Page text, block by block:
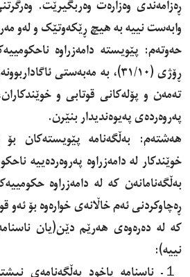
ڕەزامەندی وەزارەت وەربگیرێت.
وابەست نییە بە هیچ ڕێکەوتێک و لەو
حەوتەم: پێویستە دامەزراوە
ڕۆژی (٣١/١٠)، بە مەبەستى
تەمەن و پۆلەکانی قوتابی و
پەروەردەی پەیوەندیدار بنێرن.
هەشتەم: بەڵگەنامە پێویستەکان بۆ
خوێندکار لە دامەزراوە پەروەردەییە
بەڵگەنامانەن کە لە دامەزراوە
ڕەچاوکردنی ئەم خاڵانەی خوارەوە بۆ ئەو
کە لە دەرەوەی هەرێم دێن(یان
نییە):
１- ناسنامە یاخود بەڵگەنامەی